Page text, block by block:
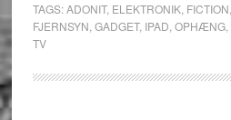
TAGS:ADONIT, ELEKTRONIK, FICTION
FJERNSYN GADGET, IPAD OPHÆNG,
TV